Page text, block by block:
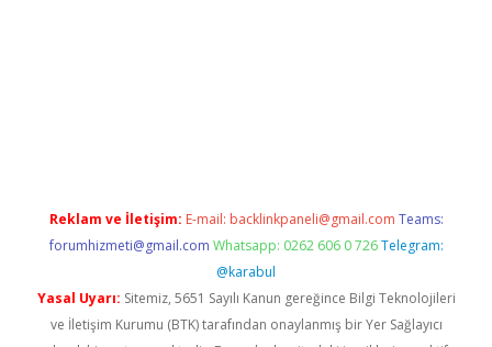
Reklam ve İletişim: E-mail: backlinkpaneli@gmail.com Teams:
forumhizmeti@gmail.com Whatsapp: 0262 606 0 726 Telegram:
@karabul
Yasal Uyarı: Sitemiz, 5651 Sayılı Kanun gereğince Bilgi Teknolojileri
ve İletişim Kurumu (BTK) tarafından onaylanmış bir Yer Sağlayıcı